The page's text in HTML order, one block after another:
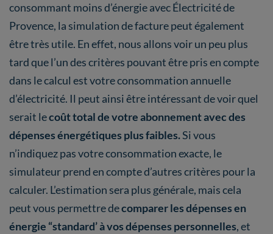
consommant moins d’énergie avec Électricité de
Provence, la simulation de facture peut également
être très utile. En effet, nous allons voir un peu plus
tard que l’un des critères pouvant être pris en compte
dans le calcul est votre consommation annuelle
d’électricité. Il peut ainsi être intéressant de voir quel
serait lecoût total de votre abonnement avec des
dépenses énergétiques plus faibles.Si vous
n’indiquez pas votre consommation exacte, le
simulateur prend en compte d’autres critères pour la
calculer. L’estimation sera plus générale, mais cela
peut vous permettre decomparer les dépenses en
énergie “standard’ à vos dépenses personnelles, et